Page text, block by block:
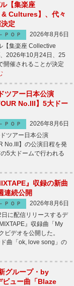
【集楽座
Cultures】、代々
定
ＰＯＰ
2026年8月6日
集楽座 Collective
2026年10月24日、25
開催されることが決定
ツアー日本公演
No.III】5大ドー
ＰＯＰ
2026年8月6日
ツアー日本公演
No.III】の公演日程を発
5大ドームで行われる
』収録の新曲
連続公開
ＰＯＰ
2026年8月6日
に配信リリースするデ
』収録曲「My
ビデオを公開した。
曲「ok, love song」の
グループ・by
ュー曲「Blaze